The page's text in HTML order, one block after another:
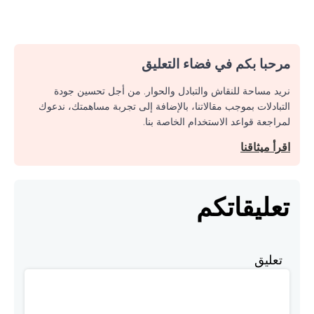
مرحبا بكم في فضاء التعليق
نريد مساحة للنقاش والتبادل والحوار. من أجل تحسين جودة
التبادلات بموجب مقالاتنا، بالإضافة إلى تجربة مساهمتك، ندعوك
لمراجعة قواعد الاستخدام الخاصة بنا.
اقرأ ميثاقنا
تعليقاتكم
تعليق